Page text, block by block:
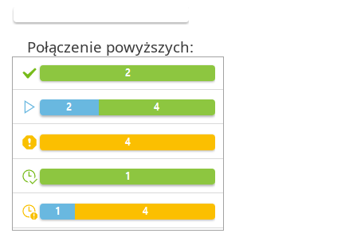
Połączenie powyższych: